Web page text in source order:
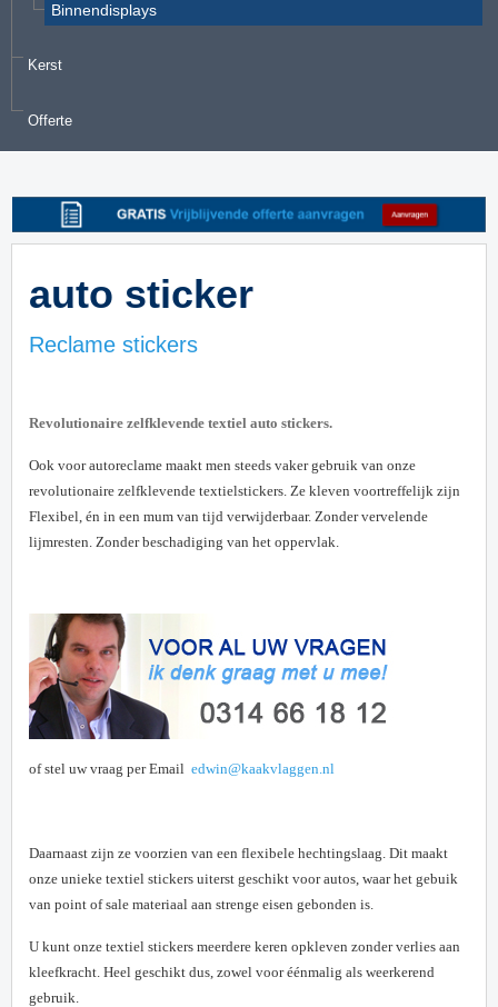
Binnendisplays
Kerst
Offerte
auto sticker
Reclame stickers
Revolutionaire zelfklevende textiel auto stickers.
Ook voor autoreclame maakt men steeds vaker gebruik van onze
revolutionaire zelfklevende textielstickers. Ze kleven voortreffelijk zijn
Flexibel, én in een mum van tijd verwijderbaar. Zonder vervelende
lijmresten. Zonder beschadiging van het oppervlak.
of stel uw vraag per Email edwin@kaakvlaggen.nl
Daarnaast zijn ze voorzien van een flexibele hechtingslaag. Dit maakt
onze unieke textiel stickers uiterst geschikt voor autos, waar het gebuik
van point of sale materiaal aan strenge eisen gebonden is.
U kunt onze textiel stickers meerdere keren opkleven zonder verlies aan
kleefkracht. Heel geschikt dus, zowel voor éénmalig als weerkerend
gebruik.